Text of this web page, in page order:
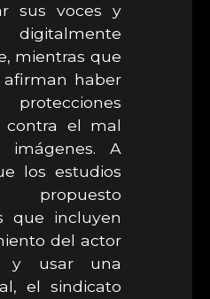
sus voces y
digitalmente
mientras que
afirman haber
contra el mal
A
los estudios
que incluyen
del actor
y usar una
el sindicato